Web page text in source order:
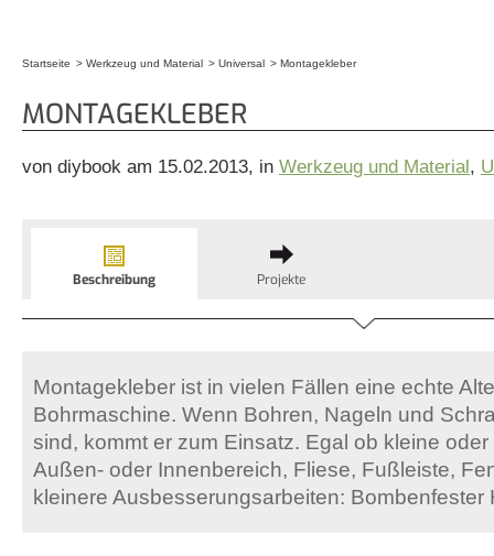
Startseite Werkzeug und Material Universal Montagekleber
MONTAGEKLEBER
von diybook am 15.02.2013, in Werkzeug und Material,
Beschreibung Projekte
Montagekleber ist in vielen Fällen eine echte
Bohrmaschine. Wenn Bohren, Nageln und
sind, kommt er zum Einsatz. Egal ob kleine
Außen- oder Innenbereich, Fliese, Fußleiste,
kleinere Ausbesserungsarbeiten: Bombenfester